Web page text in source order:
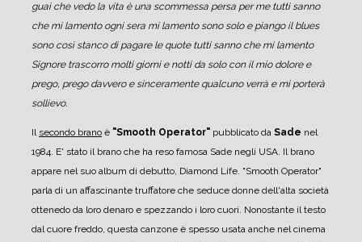
guai che vedo la vita è una scommessa persa per me tutti sanno
che mi lamento ogni sera mi lamento sono solo e piango il blues
sono così stanco di pagare le quote tutti sanno che mi lamento
Signore trascorro molti giorni e notti da solo con il mio dolore e
prego, prego davvero e sinceramente qualcuno verrà e mi porterà
sollievo.
Il secondo brano è "Smooth Operator" pubblicato da Sade nel
1984. E' stato il brano che ha reso famosa Sade negli USA. Il brano
appare nel suo album di debutto, Diamond Life. "Smooth Operator"
parla di un affascinante truffatore che seduce donne dell'alta società
ottenedo da loro denaro e spezzando i loro cuori. Nonostante il testo
dal cuore freddo, questa canzone è spesso usata anche nel cinema